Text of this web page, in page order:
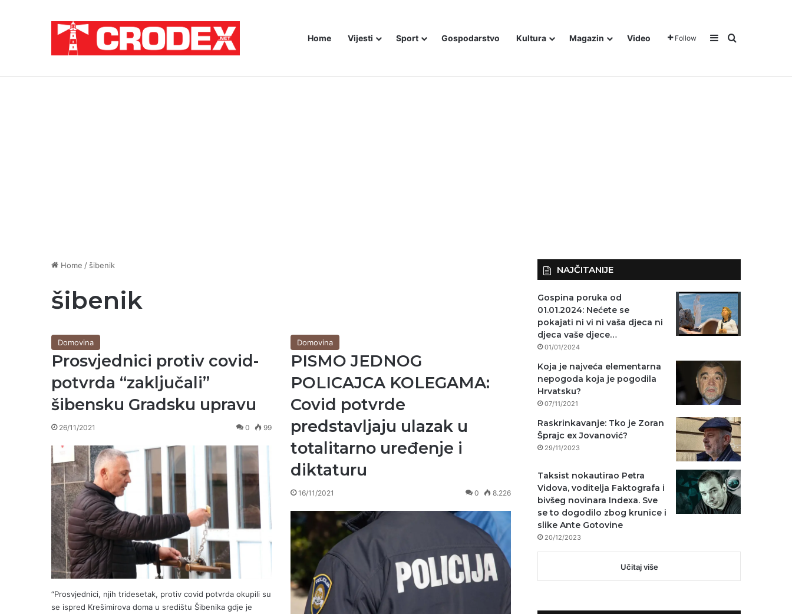
Home Vijesti Sport Gospodarstvo Kultura Magazin Video Follow Sidebar
Traži
Breaking News TRI DESETLJEĆA KRIKOVA OČAJNIKA
Home / šibenik
šibenik
Domovina
Prosvjednici protiv covid-
potvrda “zaključali”
šibensku Gradsku upravu
26/11/2021 0 99
“Prosvjednici, njih tridesetak, protiv covid potvrda okupili su
se ispred Krešimirova doma u središtu Šibenika gdje je
Domovina
PISMO JEDNOG
POLICAJCA KOLEGAMA:
Covid potvrde
predstavljaju ulazak u
totalitarno uređenje i
diktaturu
16/11/2021 0 8.226
NAJČITANIJE
Gospina poruka od
01.01.2024: Nećete se
pokajati ni vi ni vaša djeca ni
djeca vaše djece…
01/01/2024
Koja je najveća elementarna
nepogoda koja je pogodila
Hrvatsku?
07/11/2021
Raskrinkavanje: Tko je Zoran
Šprajc ex Jovanović?
29/11/2023
Taksist nokautirao Petra
Vidova, voditelja Faktografa i
bivšeg novinara Indexa. Sve
se to dogodilo zbog krunice i
slike Ante Gotovine
20/12/2023
Učitaj više